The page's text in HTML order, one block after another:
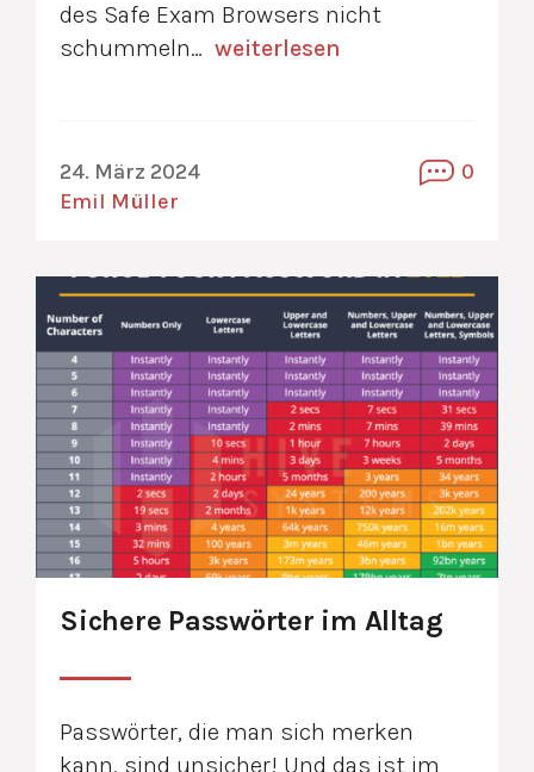
des Safe Exam Browsers nicht
schummeln… weiterlesen
24. März 2024
Emil Müller
0
Sichere Passwörter im Alltag
Passwörter, die man sich merken
kann, sind unsicher! Und das ist im